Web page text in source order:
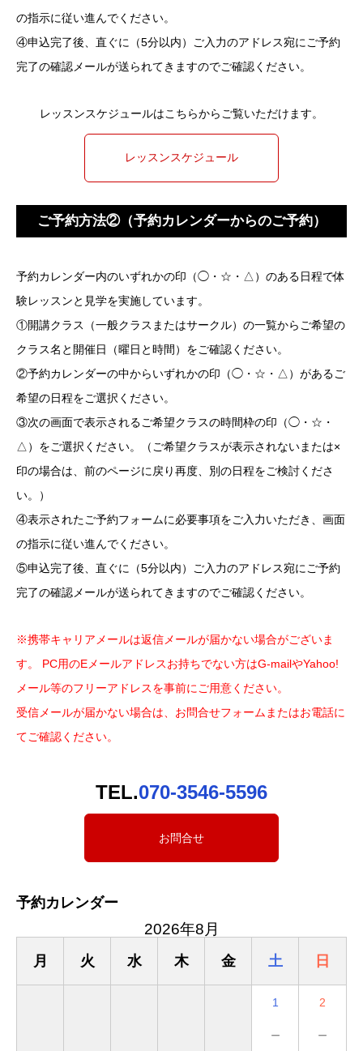
の指示に従い進んでください。
④申込完了後、直ぐに（5分以内）ご入力のアドレス宛にご予約
完了の確認メールが送られてきますのでご確認ください。
レッスンスケジュールはこちらからご覧いただけます。
レッスンスケジュール
ご予約方法②（予約カレンダーからのご予約）
予約カレンダー内のいずれかの印（◯・☆・△）のある日程で体
験レッスンと見学を実施しています。
①開講クラス（一般クラスまたはサークル）の一覧からご希望の
クラス名と開催日（曜日と時間）をご確認ください。
②予約カレンダーの中からいずれかの印（◯・☆・△）があるご
希望の日程をご選択ください。
③次の画面で表示されるご希望クラスの時間枠の印（◯・☆・
△）をご選択ください。（ご希望クラスが表示されないまたは×
印の場合は、前のページに戻り再度、別の日程をご検討くださ
い。）
④表示されたご予約フォームに必要事項をご入力いただき、画面
の指示に従い進んでください。
⑤申込完了後、直ぐに（5分以内）ご入力のアドレス宛にご予約
完了の確認メールが送られてきますのでご確認ください。
※携帯キャリアメールは返信メールが届かない場合がございま
す。 PC用のEメールアドレスお持ちでない方はG-mailやYahoo!
メール等のフリーアドレスを事前にご用意ください。
受信メールが届かない場合は、お問合せフォームまたはお電話に
てご確認ください。
TEL.070-3546-5596
お問合せ
予約カレンダー
2026年8月
月 火 水 木 金 土 日
1
－
2
－